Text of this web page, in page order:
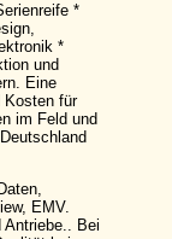
*
*
und
Eine
Kosten für
im Feld und
EMV.
Bei